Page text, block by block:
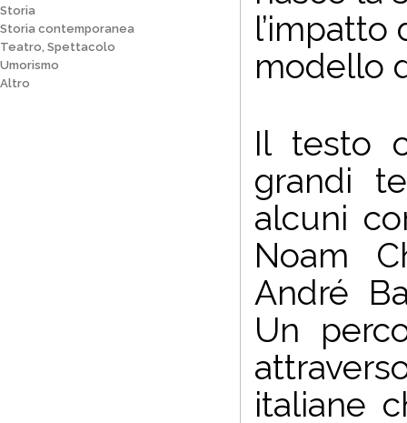
Storia
Storia contemporanea
Teatro, Spettacolo
Umorismo
Altro
modello
Il testo
grandi
alcuni
Noam
André
Un
italiane